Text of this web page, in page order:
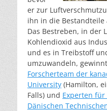
er zur
ihn in die
Das Bestreben, in der
Kohlendioxid aus
und es in Treibstoff
umzuwandeln,
Forscherteam der
University (Hamilton,
Falls) und Experten
Dänischen